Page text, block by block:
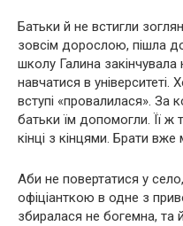
Батьки й не встигли
зовсім дорослою, пішла
школу Галина закінчувала
навчатися в університеті.
вступі «провалилася». За
батьки їм допомогли. Її
кінці з кінцями. Брати
Аби не повертатися у
офіціанткою в одне з
збиралася не богемна, та